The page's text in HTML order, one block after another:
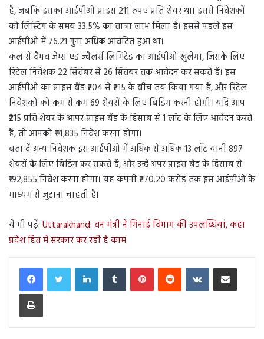
है, जबकि इसका आईपीओ प्राइस 211 रुपए प्रति शेयर था। इससे निवेशकों
को लिस्टिंग के समय 33.5% का ताजा लाभ मिला है। इससे पहले इस
आईपीओ में 76.21 गुना अधिक आवंटित हुआ था।
कल से वैभव जेम्स एंड ज्वैलर्स लिमिटेड का आईपीओ खुलेगा, जिसके लिए
रिटेल निवेशक 22 सितंबर से 26 सितंबर तक आवेदन कर सकते हैं। इस
आईपीओ का प्राइस बैंड ₹204 से ₹215 के बीच तय किया गया है, और रिटेल
निवेशकों को कम से कम 69 शेयरों के लिए बिडिंग करनी होगी। यदि आप
₹215 प्रति शेयर के आपर प्राइस बैंड के हिसाब से 1 लॉट के लिए आवेदन करते
हैं, तो आपको ₹14,835 निवेश करना होगा।
बता दें अन्य निवेशक इस आईपीओ में अधिक से अधिक 13 लॉट यानी 897
शेयरों के लिए बिडिंग कर सकते हैं, और उन्हें अपर प्राइस बैंड के हिसाब से
₹192,855 निवेश करना होगा। यह कंपनी ₹270.20 करोड़ तक इस आईपीओ के
माध्यम से जुटाना चाहती है।
ये भी पढ़ें: Uttarakhand: वन मंत्री ने गिनाई विभाग की उपलब्धियां, कहा
प्रदेश हित में सरकार कर रही है काम
LinkedInTumblr PinterestReddit VKontakteShare via Email
Print